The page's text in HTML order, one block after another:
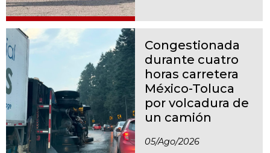
Congestionada
durante cuatro
horas carretera
México-Toluca
por volcadura de
un camión
05/ago/2026